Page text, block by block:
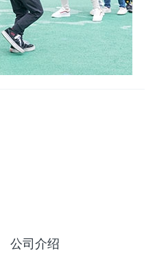
公司介绍